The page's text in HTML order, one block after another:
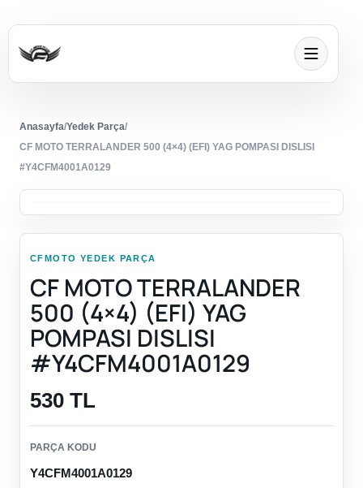
Anasayfa/Yedek Parça/
CF MOTO TERRALANDER 500 (4×4) (EFI) YAG POMPASI DISLISI
#Y4CFM4001A0129
CFMOTO YEDEK PARÇA
CF MOTO TERRALANDER
500 (4×4) (EFI) YAG
POMPASI DISLISI
#Y4CFM4001A0129
530 TL
PARÇA KODU
Y4CFM4001A0129